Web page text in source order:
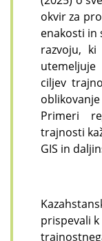
okvir za
enakosti
razvoju, ki
ciljev
Primeri
trajnosti
GIS in
prispevali